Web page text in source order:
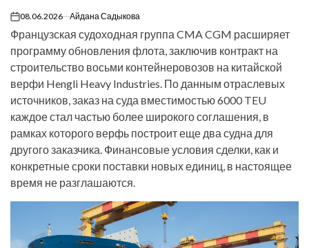
on08.06.2026 Айдана Садыкова
Французская судоходная группа CMA CGM расширяет
программу обновления флота, заключив контракт на
строительство восьми контейнеровозов на китайской
верфи Hengli Heavy Industries. По данным отраслевых
источников, заказ на суда вместимостью 6000 TEU
каждое стал частью более широкого соглашения, в
рамках которого верфь построит еще два судна для
другого заказчика. Финансовые условия сделки, как и
конкретные сроки поставки новых единиц, в настоящее
время не разглашаются.